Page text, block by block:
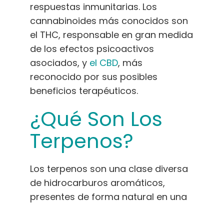
respuestas inmunitarias. Los
cannabinoides más conocidos son
el THC, responsable en gran medida
de los efectos psicoactivos
asociados, y el CBD, más
reconocido por sus posibles
beneficios terapéuticos.
¿Qué Son Los
Terpenos?
Los terpenos son una clase diversa
de hidrocarburos aromáticos,
presentes de forma natural en una